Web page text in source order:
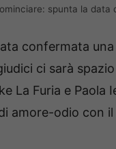
spunta la data
confermata
ci sarà
La Furia e Paola
amore-odio con